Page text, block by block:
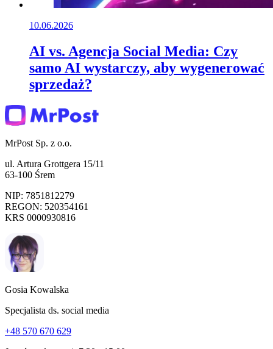
10.06.2026
AI vs. Agencja Social Media: Czy
samo AI wystarczy, aby wygenerować
sprzedaż?
MrPost Sp. z o.o.
ul. Artura Grottgera 15/11
63-100 Śrem
NIP: 7851812279
REGON: 520354161
KRS 0000930816
Gosia Kowalska
Specjalista ds. social media
+48 570 670 629